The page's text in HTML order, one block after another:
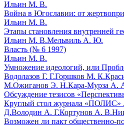
Ильин М. В.
Война в Югославии: от
Ильин М. В.
Этапы становления внутренней
Ильин М. В.Мельвиль А. Ю.
Власть (№ 6 1997)
Ильин М. В.
Умножение идеологий, или
Водолазов Г. Г.Горшков М. К.
М.Ожиганов Э. Н.Кара-Мурза А.
Обсуждение тезисов
Круглый стол журнала «ПОЛИС» .
Д.Володин А. Г.Кортунов А. В.
Возможен ли пакт общественно-